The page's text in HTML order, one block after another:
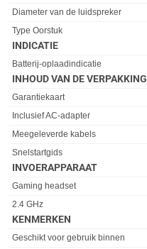
Diameter van de luidspreker
Type Oorstuk
INDICATIE
Eigenschap Waarde
Batterij-oplaadindicatie
INHOUD VAN DE VERPAKKING
Eigenschap Waarde
Garantiekaart
Inclusief AC-adapter
Meegeleverde kabels
Snelstartgids
INVOERAPPARAAT
Eigenschap Waarde
Gaming headset
2.4 GHz
KENMERKEN
Eigenschap Waarde
Geschikt voor gebruik binnen